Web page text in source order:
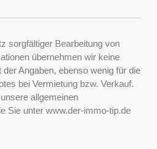
sorgfältiger Bearbeitung von
übernehmen wir keine
Angaben, ebenso wenig für die
bei Vermietung bzw. Verkauf.
allgemeinen
Sie unter www.der-immo-tip.de